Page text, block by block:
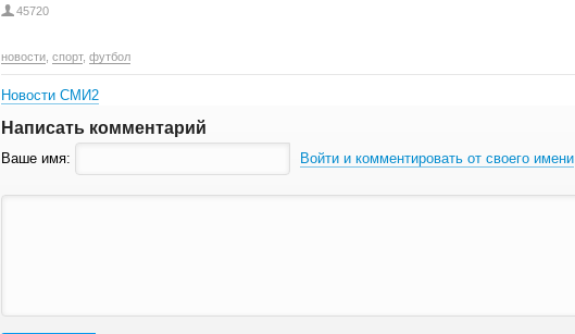
45720
новости спорт, футбол
Новости СМИ2
Написать комментарий
Ваше имя: Войти и комментировать от своего имени